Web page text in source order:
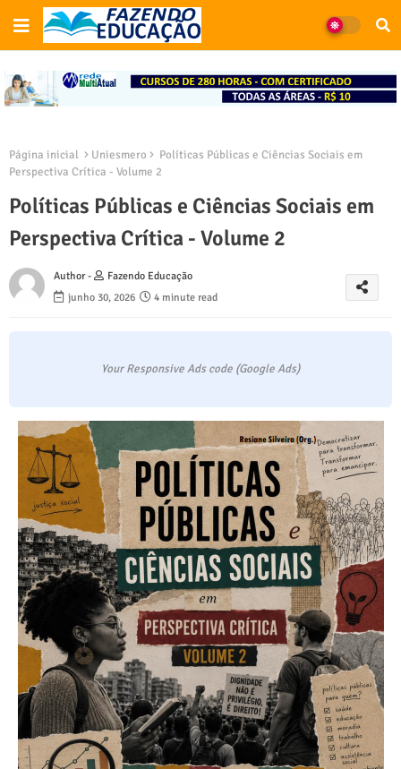
Página inicial Uniesmero
Políticas Públicas e Ciências Sociais em
Perspectiva Crítica - Volume 2
Políticas Públicas e Ciências Sociais em
Perspectiva Crítica - Volume 2
Author -
Fazendo Educação
junho 30, 2026
4 minute read
Your Responsive Ads code (Google Ads)